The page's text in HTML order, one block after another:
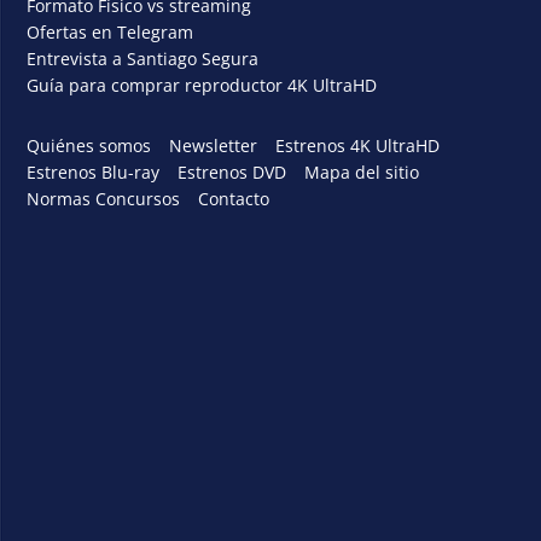
Formato Físico vs streaming
Ofertas en Telegram
Entrevista a Santiago Segura
Guía para comprar reproductor 4K UltraHD
Quiénes somos Newsletter
Estrenos 4K UltraHD
Estrenos Blu-ray
Estrenos DVD
Mapa del sitio
Normas Concursos
Contacto